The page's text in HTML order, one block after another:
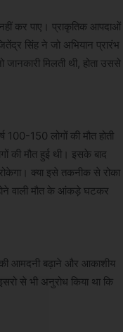
नहीं कर पाए। प्राकृतिक आपदाओं
सिंह ने जो अभियान प्रारंभ
मिलती थी, होता उससे
100-150 लोगों की मौत होती
की मौत हुई थी। इसके बाद
क्या इसे तकनीक से रोका
होने वाली मौत के आंकड़े घटकर
की आमदनी बढ़ाने और आकाशीय
से भी अनुरोध किया था कि